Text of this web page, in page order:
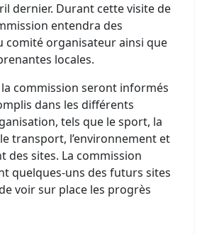
dernier. Durant cette visite de
entendra des
comité organisateur ainsi que
locales.
commission seront informés
dans les différents
tels que le sport, la
transport, l’environnement et
des sites. La commission
quelques-uns des futurs sites
voir sur place les progrès